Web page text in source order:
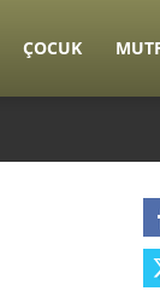
ÇOCUK